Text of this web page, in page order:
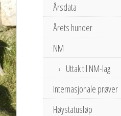
Årsdata
Årets hunder
NM
Uttak til NM-lag
Internasjonale prøver
Høystatusløp